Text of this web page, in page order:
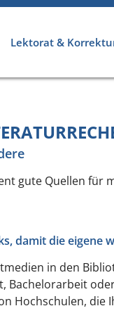
Lektorat &
gute Quellen für
damit die
in den
Bachelorarbeit
Hochschulen, die